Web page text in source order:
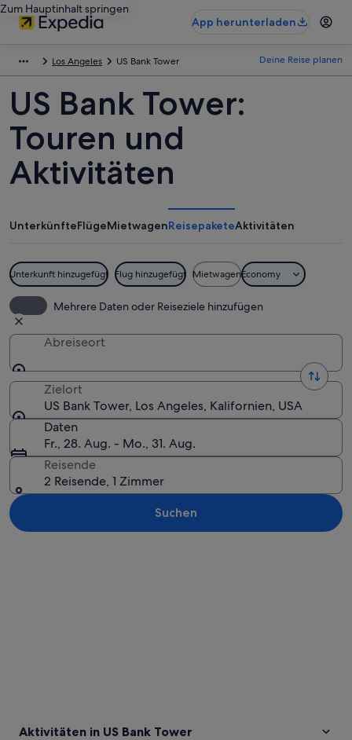
Zum Hauptinhalt springen
App herunterladen
Los Angeles US Bank Tower Deine Reise planen
US Bank Tower:
Touren und
Aktivitäten
UnterkünfteFlügeMietwagenReisepaketeAktivitäten
Unterkunft hinzugefügt Flug hinzugefügt MietwagenEconomy
Mehrere Daten oder Reiseziele hinzufügen
Abreiseort
Zielort
US Bank Tower, Los Angeles, Kalifornien, USA
Daten
Fr., 28. Aug. - Mo., 31. Aug.
Reisende
2 Reisende, 1 Zimmer
Suchen
Aktivitäten in US Bank Tower